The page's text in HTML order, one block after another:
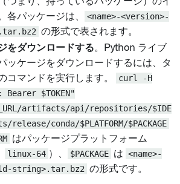
各パッケージは、
<name>-<version>-
の形式で表されます。
をダウンロードする。Python ライブ
ッケージをダウンロードするには、タ
コマンドを実行します。
curl -H
$TOKEN"
artifacts/api/repositories/$IDE
release/conda/$PLATFORM/$PACKAGE
はパッケージプラットフォーム
linux-64 ）、 $PACKAGE は <name>-
string>.tar.bz2 の形式です。